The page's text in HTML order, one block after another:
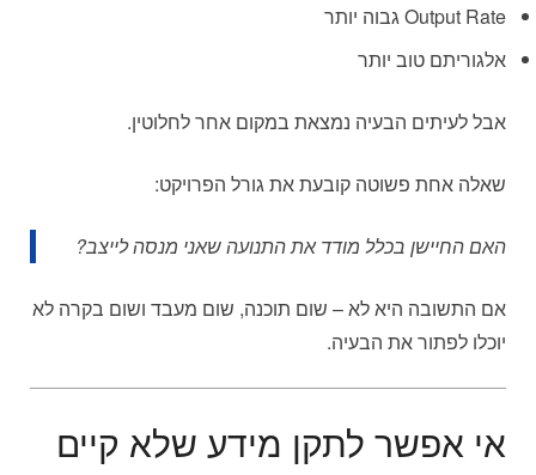
Output Rate גבוה יותר
אלגוריתם טוב יותר
אבל לעיתים הבעיה נמצאת במקום אחר לחלוטין.
שאלה אחת פשוטה קובעת את גורל הפרויקט:
האם החיישן בכלל מודד את התנועה שאני מנסה לייצב?
אם התשובה היא לא – שום תוכנה, שום מעבד ושום בקרה לא
יוכלו לפתור את הבעיה.
אי אפשר לתקן מידע שלא קיים